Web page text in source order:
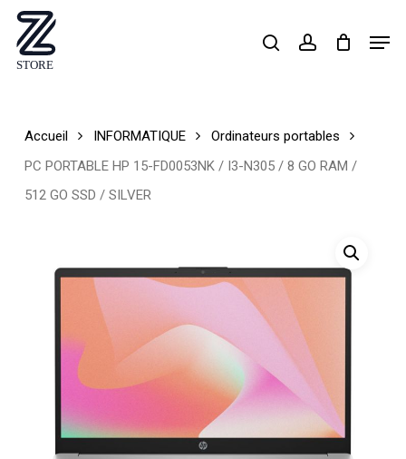
Skip
main
searchaccount
Accueil INFORMATIQUE
Ordinateurs portables
PC PORTABLE HP 15-FD0053NK / I3-N305 / 8 GO RAM /
512 GO SSD / SILVER